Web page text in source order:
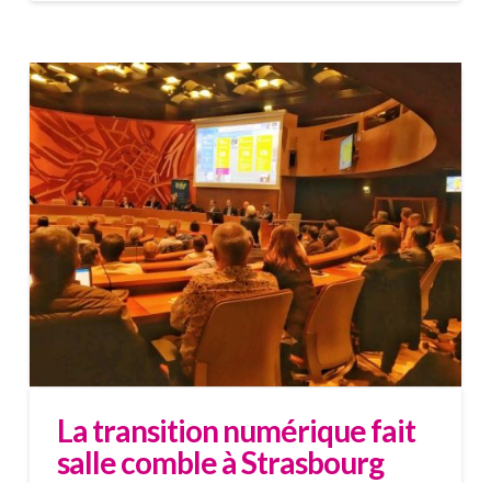
La transition numérique fait
salle comble à Strasbourg